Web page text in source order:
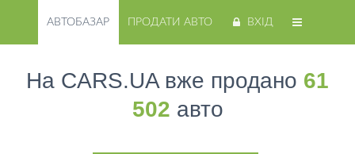
АВТОБАЗАР ПРОДАТИ АВТО ВХІД
На CARS.UA вже продано 61
502 авто